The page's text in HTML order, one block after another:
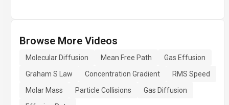
Browse More Videos
Molecular Diffusion Mean Free Path
Gas Effusion
Graham S Law
Concentration Gradient
RMS Speed
Molar Mass
Particle Collisions
Gas Diffusion